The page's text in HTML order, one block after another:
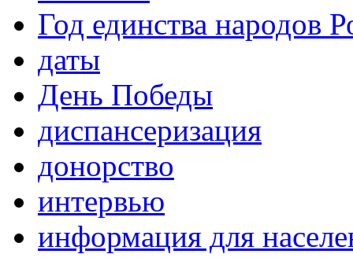
Год единства народов
даты
День Победы
диспансеризация
донорство
интервью
информация для